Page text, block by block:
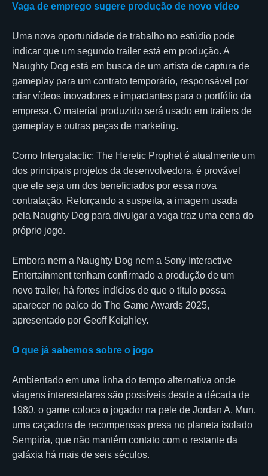
Vaga de emprego sugere produção de novo vídeo
Uma nova oportunidade de trabalho no estúdio pode
indicar que um segundo trailer está em produção. A
Naughty Dog está em busca de um artista de captura de
gameplay para um contrato temporário, responsável por
criar vídeos inovadores e impactantes para o portfólio da
empresa. O material produzido será usado em trailers de
gameplay e outras peças de marketing.
Como Intergalactic: The Heretic Prophet é atualmente um
dos principais projetos da desenvolvedora, é provável
que ele seja um dos beneficiados por essa nova
contratação. Reforçando a suspeita, a imagem usada
pela Naughty Dog para divulgar a vaga traz uma cena do
próprio jogo.
Embora nem a Naughty Dog nem a Sony Interactive
Entertainment tenham confirmado a produção de um
novo trailer, há fortes indícios de que o título possa
aparecer no palco do The Game Awards 2025,
apresentado por Geoff Keighley.
O que já sabemos sobre o jogo
Ambientado em uma linha do tempo alternativa onde
viagens interestelares são possíveis desde a década de
1980, o game coloca o jogador na pele de Jordan A. Mun,
uma caçadora de recompensas presa no planeta isolado
Sempiria, que não mantém contato com o restante da
galáxia há mais de seis séculos.